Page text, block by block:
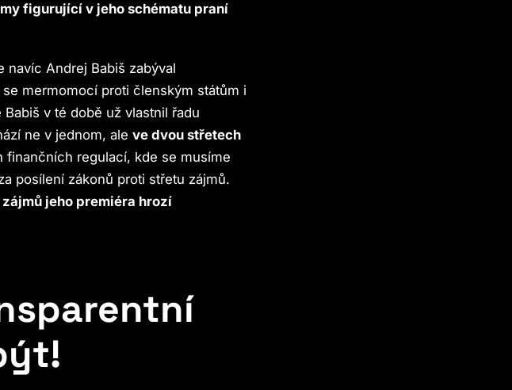
figurující v jeho schématu praní
navíc Andrej Babiš zabýval
se mermomocí proti členským státům i
v té době už vlastnil řadu
ne v jednom, aleve dvou střetech
finančních regulací, kde se musíme
posílení zákonů proti střetu zájmů.
jeho premiéra hrozí